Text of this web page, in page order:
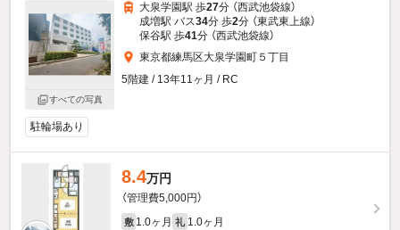
すべての写真
大泉学園駅 歩27分 （西武池袋線）
成増駅 バス34分 歩2分 （東武東上線）
保谷駅 歩41分 （西武池袋線）
東京都練馬区大泉学園町５丁目
5階建 / 13年11ヶ月 / RC
駐輪場あり
8.4万円
（管理費5,000円）
敷 1.0ヶ月 礼 1.0ヶ月